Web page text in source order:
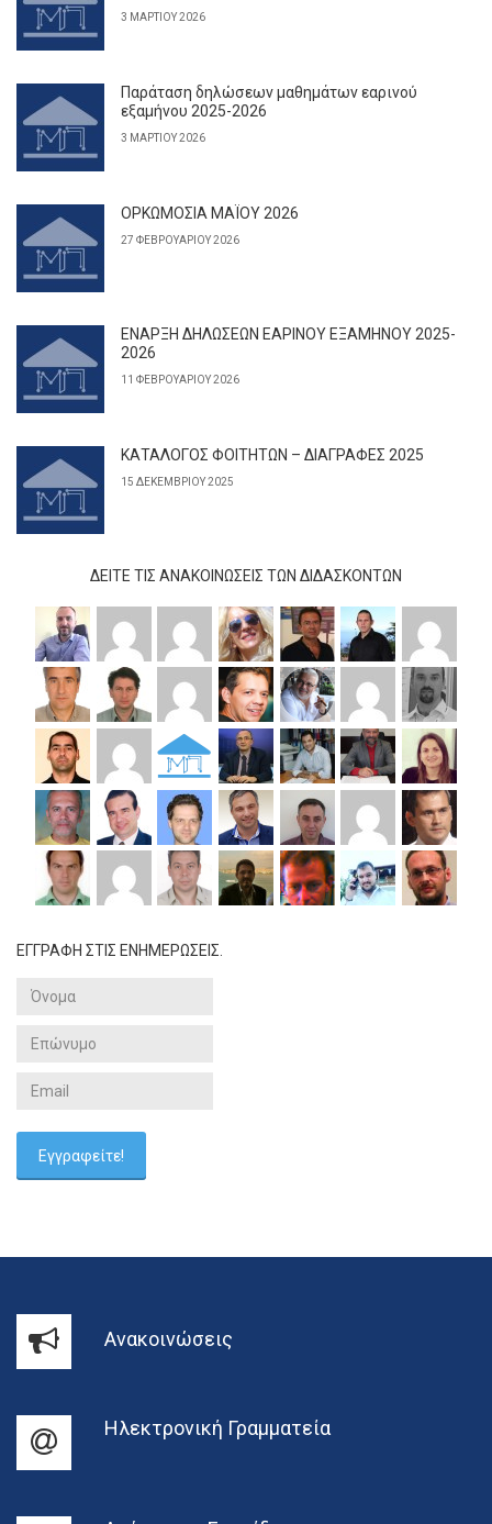
3 ΜΑΡΤΊΟΥ 2026
Παράταση δηλώσεων μαθημάτων εαρινού
εξαμήνου 2025-2026
3 ΜΑΡΤΊΟΥ 2026
ΟΡΚΩΜΟΣΙΑ ΜΑΪΟΥ 2026
27 ΦΕΒΡΟΥΑΡΊΟΥ 2026
ΕΝΑΡΞΗ ΔΗΛΩΣΕΩΝ ΕΑΡΙΝΟΥ ΕΞΑΜΗΝΟΥ 2025-
2026
11 ΦΕΒΡΟΥΑΡΊΟΥ 2026
ΚΑΤΑΛΟΓΟΣ ΦΟΙΤΗΤΩΝ – ΔΙΑΓΡΑΦΕΣ 2025
15 ΔΕΚΕΜΒΡΊΟΥ 2025
ΔΕΊΤΕ ΤΙΣ ΑΝΑΚΟΙΝΏΣΕΙΣ ΤΩΝ ΔΙΔΆΣΚΟΝΤΩΝ
ΕΓΓΡΑΦΗ ΣΤΙΣ ΕΝΗΜΕΡΩΣΕΙΣ.
Ανακοινώσεις
Ηλεκτρονική Γραμματεία